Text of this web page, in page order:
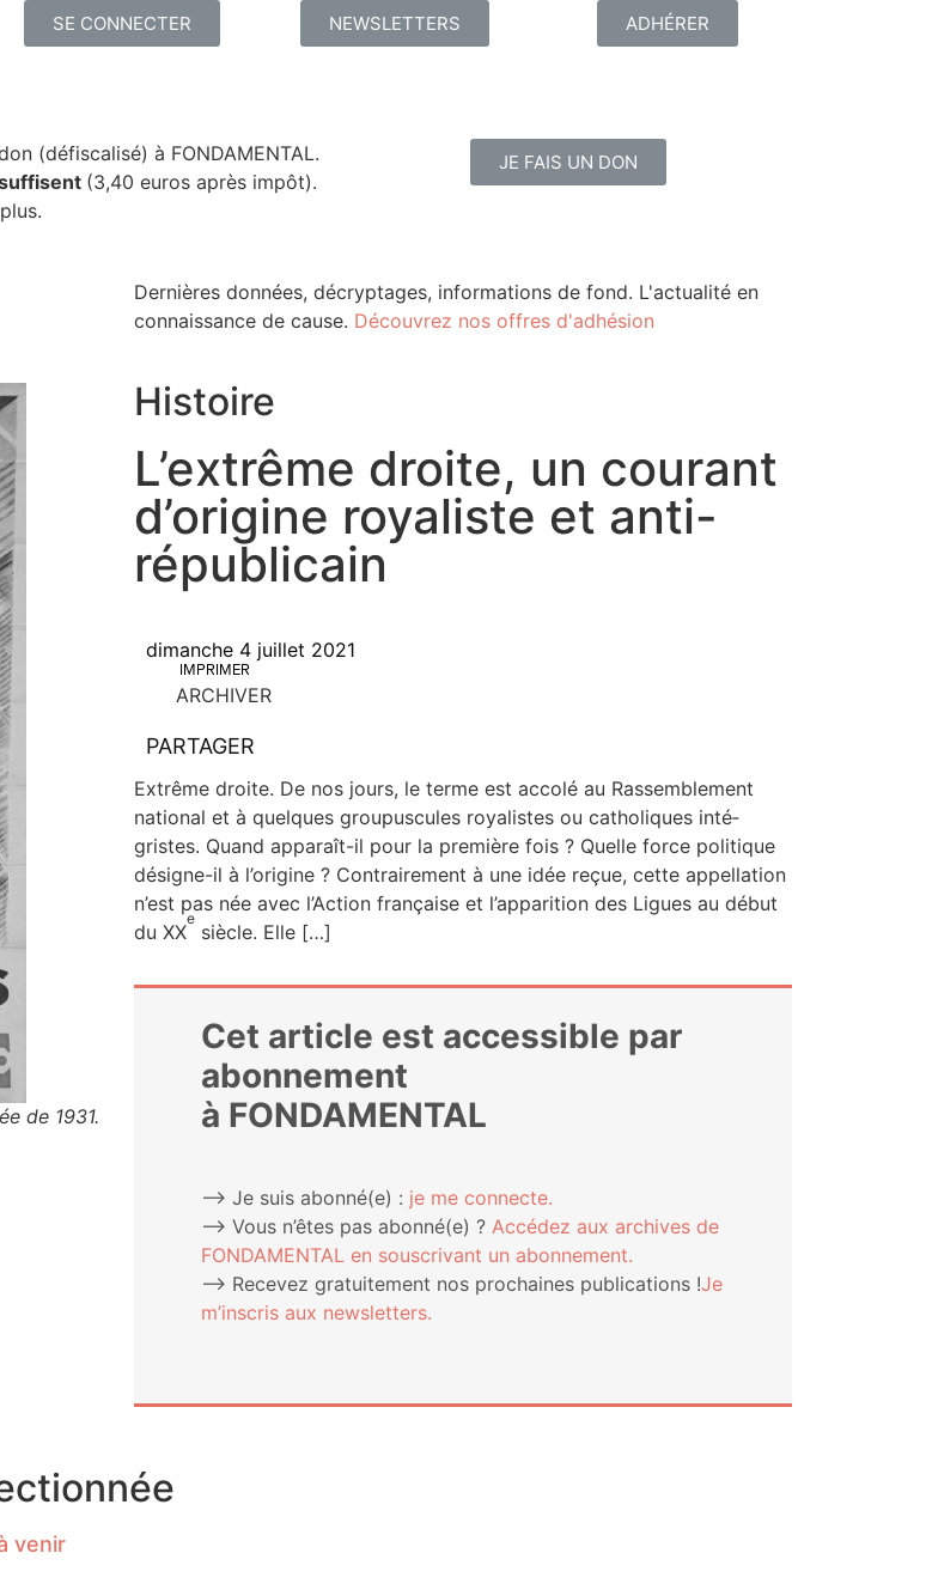
SE CONNECTER NEWSLETTERS ADHÉRER
(défiscalisé) à FONDAMENTAL.
(3,40 euros après impôt).
JE FAIS UN DON
Dernières données, décryptages, informations de fond. L'actualité en
connaissance de cause. Découvrez nos offres d'adhésion
de 1931.
Histoire
L’extrême droite, un courant
d’origine royaliste et anti-
républicain
dimanche 4 juillet 2021
IMPRIMER
ARCHIVER
PARTAGER
Extrême droite. De nos jours, le terme est acco­lé au Ras­sem­ble­ment
natio­nal et à quelques grou­pus­cules roya­listes ou catho­liques inté­
gristes. Quand appa­­raît-il pour la pre­mière fois ? Quelle force poli­tique
désigne-il à l’origine ? Contrai­re­ment à une idée reçue, cette appel­la­tion
n’est pas née avec l’Action fran­çaise et l’apparition des Ligues au début
du XX
e
siècle. Elle […]
Cet article est accessible par
abonnement
à FONDAMENTAL
⟶ Je suis abonné(e) : je me connecte.
⟶ Vous n’êtes pas abonné(e) ? Accé­dez aux archives de
FONDAMENTAL en sous­cri­vant un abonnement.
⟶ Rece­vez gra­tui­te­ment nos pro­chaines publi­ca­tions !Je
m’ins­cris aux newsletters.
venir